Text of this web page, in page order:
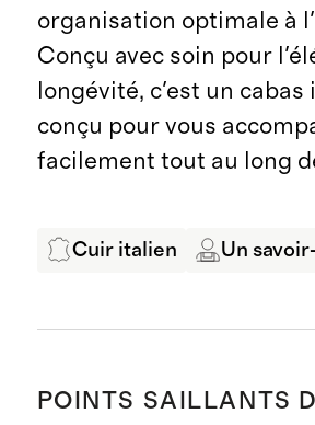
organisation optimale à
Conçu avec soin pour
longévité, c'est un cabas
conçu pour vous
facilement tout au long
Cuir italien Un
POINTS SAILLANTS